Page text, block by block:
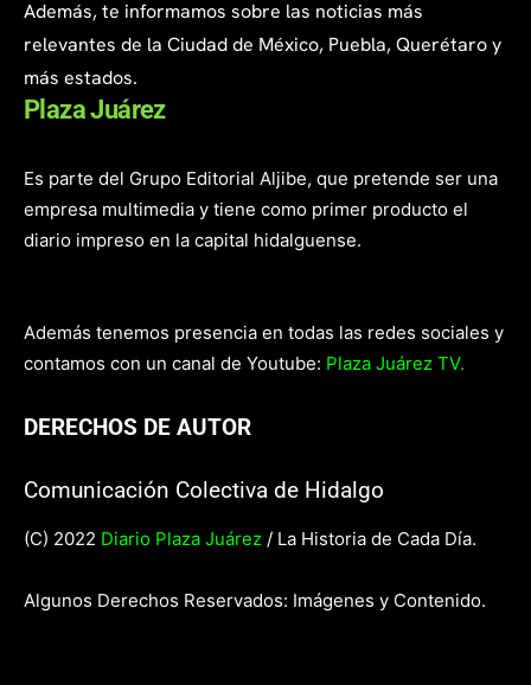
Además, te informamos sobre las noticias más
relevantes de la Ciudad de México, Puebla, Querétaro y
más estados.
Plaza Juárez
Es parte del Grupo Editorial Aljibe, que pretende ser una
empresa multimedia y tiene como primer producto el
diario impreso en la capital hidalguense.
Además tenemos presencia en todas las redes sociales y
contamos con un canal de Youtube: Plaza Juárez TV.
DERECHOS DE AUTOR
Comunicación Colectiva de Hidalgo
(C) 2022 Diario Plaza Juárez / La Historia de Cada Día.
Algunos Derechos Reservados: Imágenes y Contenido.